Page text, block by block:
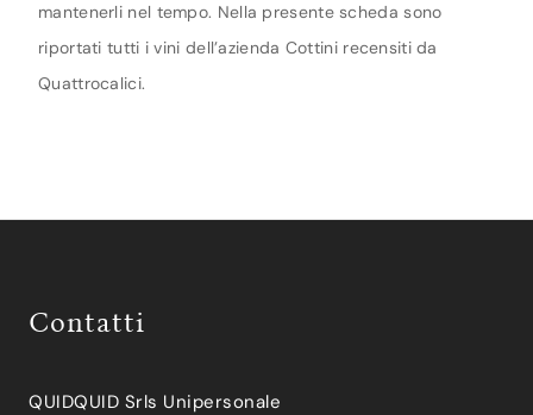
mantenerli nel tempo. Nella presente scheda sono
riportati tutti i vini dell’azienda Cottini recensiti da
Quattrocalici.
Contatti
QUIDQUID Srls Unipersonale